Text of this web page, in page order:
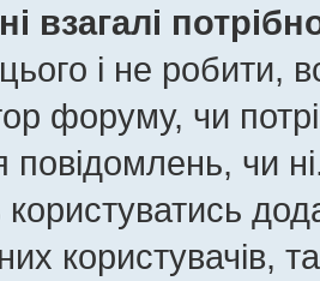
взагалі
і не робити,
форуму, чи
повідомлень, чи
користувачів,